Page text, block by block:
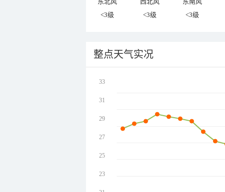
<3级
<3级 <3级
整点天气实况
33
31
29
27
25
23